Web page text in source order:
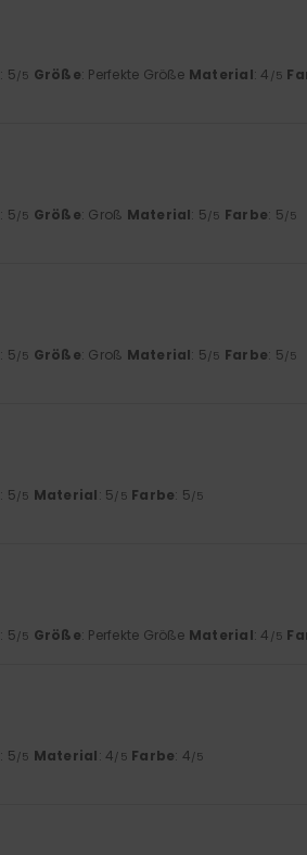
: 5/5 Größe: Perfekte Größe Material: 4 /5
: 5/5 Größe: Groß Material: 5/5 Farbe: 5/5
: 5/5 Größe: Groß Material: 5/5 Farbe: 5/5
: 5/5 Material: 5/5 Farbe: 5/5
: 5/5 Größe: Perfekte Größe Material: 4 /5
: 5/5 Material: 4/5 Farbe: 4/5